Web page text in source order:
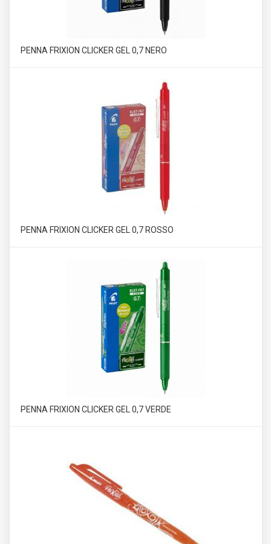
PENNA FRIXION CLICKER GEL 0,7 NERO
PENNA FRIXION CLICKER GEL 0,7 ROSSO
PENNA FRIXION CLICKER GEL 0,7 VERDE